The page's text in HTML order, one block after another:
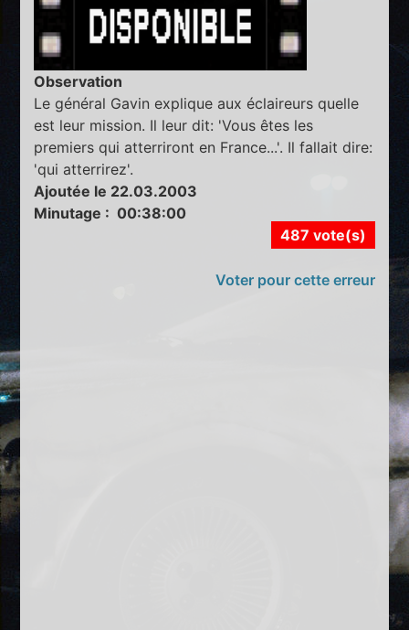
Observation
Le général Gavin explique aux éclaireurs quelle
est leur mission. Il leur dit: 'Vous êtes les
premiers qui atterriront en France...'. Il fallait dire:
'qui atterrirez'.
Ajoutée le 22.03.2003
Minutage : 00:38:00
487 vote(s)
Voter pour cette erreur